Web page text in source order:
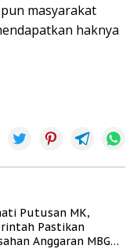
masyarakat
haknya
Putusan MK,
Pastikan
Anggaran MBG